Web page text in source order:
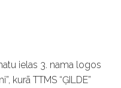
ielas 3. nama logos
kurā TTMS “ĢILDE”